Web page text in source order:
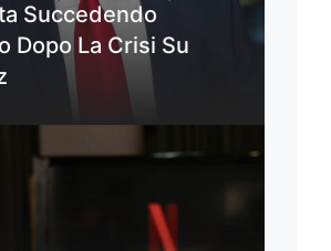
Succedendo
Dopo La Crisi Su